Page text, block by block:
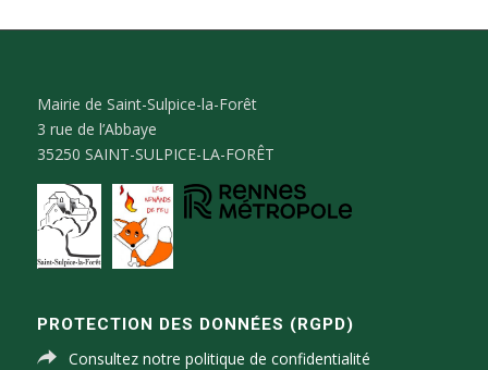
Mairie de Saint-Sulpice-la-Forêt
3 rue de l’Abbaye
35250 SAINT-SULPICE-LA-FORÊT
PROTECTION DES DONNÉES (RGPD)
Consultez notre politique de confidentialité